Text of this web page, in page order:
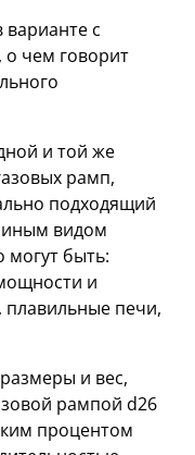
варианте с
чем говорит
и той же
рамп,
подходящий
иным видом
могут быть:
и
плавильные печи,
и вес,
рампой d26
процентом